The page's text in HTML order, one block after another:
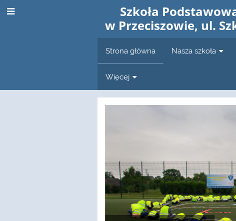
Szkoła
w Przeciszowie, ul.
Strona główna Nasza szkoła
Więcej
Strona